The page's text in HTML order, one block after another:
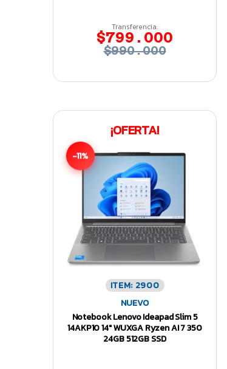
Transferencia:
$799.000
$990.000
¡OFERTA!
-11%
ITEM: 2900
NUEVO
Notebook Lenovo Ideapad Slim 5
14AKP10 14″ WUXGA Ryzen AI 7 350
24GB 512GB SSD